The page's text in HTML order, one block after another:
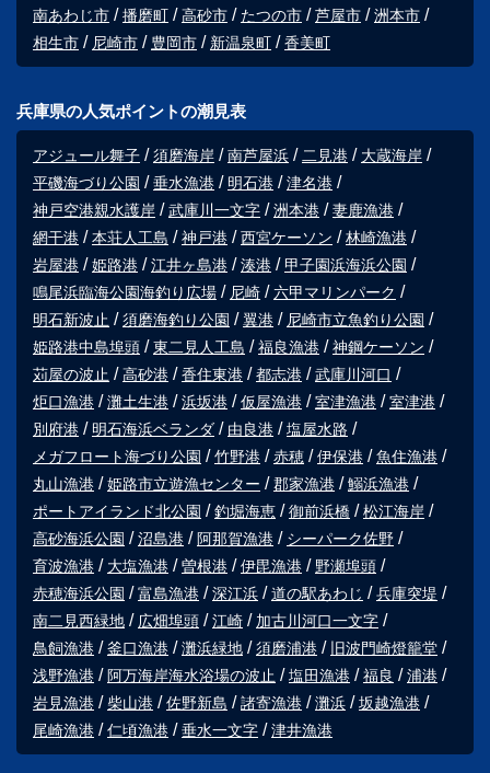
南あわじ市
播磨町 高砂市 たつの市 芦屋市
洲本市
相生市
尼崎市 豊岡市 新温泉町 香美町
兵庫県の人気ポイントの潮見表
アジュール舞子 須磨海岸 南芦屋浜 二見港
大蔵海岸
平磯海づり公園
垂水漁港 明石港
津名港
神戸空港親水護岸
武庫川一文字 洲本港
妻鹿漁港
網干港
本荘人工島 神戸港 西宮ケーソン
林崎漁港
岩屋港
姫路港 江井ヶ島港 湊港
甲子園浜海浜公園
鳴尾浜臨海公園海釣り広場
尼崎
六甲マリンパーク
明石新波止
須磨海釣り公園 翼港
尼崎市立魚釣り公園
姫路港中島埠頭
東二見人工島 福良漁港
神鋼ケーソン
苅屋の波止
高砂港 香住東港 都志港
武庫川河口
炬口漁港
灘土生港 浜坂港 仮屋漁港 室津漁港
室津港
別府港
明石海浜ベランダ 由良港
塩屋水路
メガフロート海づり公園
竹野港 赤穂 伊保港
魚住漁港
丸山漁港
姫路市立遊漁センター 郡家漁港
鰯浜漁港
ポートアイランド北公園
釣堀海恵 御前浜橋
松江海岸
高砂海浜公園
沼島港 阿那賀漁港
シーパーク佐野
育波漁港
大塩漁港 曽根港 伊毘漁港
野瀬埠頭
赤穂海浜公園
富島漁港 深江浜 道の駅あわじ
兵庫突堤
南二見西緑地
広畑埠頭 江崎
加古川河口一文字
鳥飼漁港
釜口漁港 灘浜緑地 須磨浦港
旧波門崎燈籠堂
浅野漁港
阿万海岸海水浴場の波止 塩田漁港 福良
浦港
岩見漁港
柴山港 佐野新島 諸寄漁港 灘浜
坂越漁港
尾崎漁港
仁頃漁港 垂水一文字 津井漁港